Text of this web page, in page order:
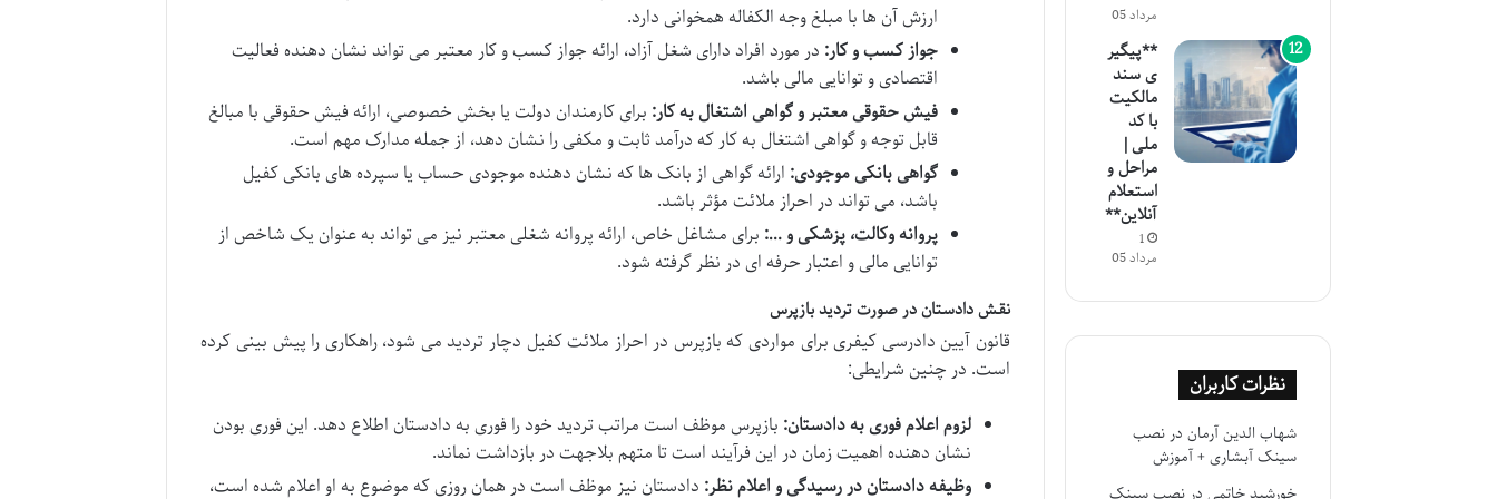
ارزش آن ها با مبلغ وجه الکفاله همخوانی دارد.
جواز کسب و کار: در مورد افراد دارای شغل آزاد، ارائه جواز کسب و کار معتبر می تواند نشان دهنده فعالیت
اقتصادی و توانایی مالی باشد.
فیش حقوقی معتبر و گواهی اشتغال به کار: برای کارمندان دولت یا بخش خصوصی، ارائه فیش حقوقی با مبالغ
قابل توجه و گواهی اشتغال به کار که درآمد ثابت و مکفی را نشان دهد، از جمله مدارک مهم است.
گواهی بانکی موجودی: ارائه گواهی از بانک ها که نشان دهنده موجودی حساب یا سپرده های بانکی کفیل
باشد، می تواند در احراز ملائت مؤثر باشد.
پروانه وکالت، پزشکی و …: برای مشاغل خاص، ارائه پروانه شغلی معتبر نیز می تواند به عنوان یک شاخص از
توانایی مالی و اعتبار حرفه ای در نظر گرفته شود.
نقش دادستان در صورت تردید بازپرس
قانون آیین دادرسی کیفری برای مواردی که بازپرس در احراز ملائت کفیل دچار تردید می شود، راهکاری را پیش بینی کرده
است. در چنین شرایطی:
لزوم اعلام فوری به دادستان: بازپرس موظف است مراتب تردید خود را فوری به دادستان اطلاع دهد. این فوری بودن
نشان دهنده اهمیت زمان در این فرآیند است تا متهم بلاجهت در بازداشت نماند.
وظیفه دادستان در رسیدگی و اعلام نظر: دادستان نیز موظف است در همان روزی که موضوع به او اعلام شده است،
مرداد 05
**پیگیر
ی سند
مالکیت
با کد
ملی |
مراحل و
استعلام
آنلاین**
1
مرداد 05
نظرات کاربران
شهاب الدین آرمان درنصب
سینک آبشاری + آموزش